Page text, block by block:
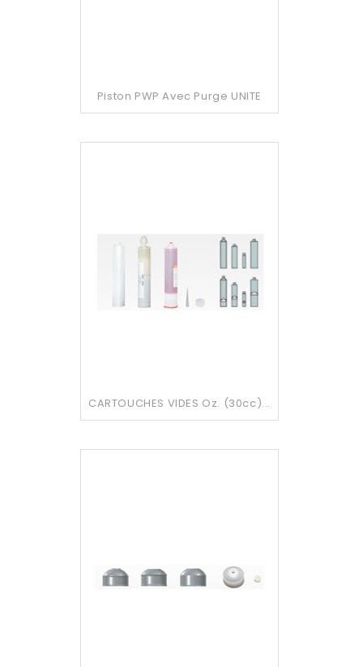
Piston PWP Avec Purge UNITE
CARTOUCHES VIDES Oz. (30cc)...